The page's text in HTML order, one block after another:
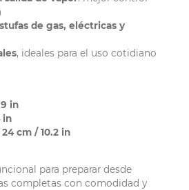
de gas, eléctricas y
, ideales para el uso cotidiano
in
in
24 cm / 10.2 in
para preparar desde
completas con comodidad y